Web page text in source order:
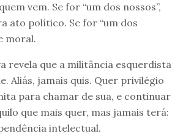
vem. Se for “um dos nossos”,
ato político. Se for “um dos
moral.
revela que a militância esquerdista
Aliás, jamais quis. Quer privilégio
para chamar de sua, e continuar
que mais quer, mas jamais terá:
intelectual.